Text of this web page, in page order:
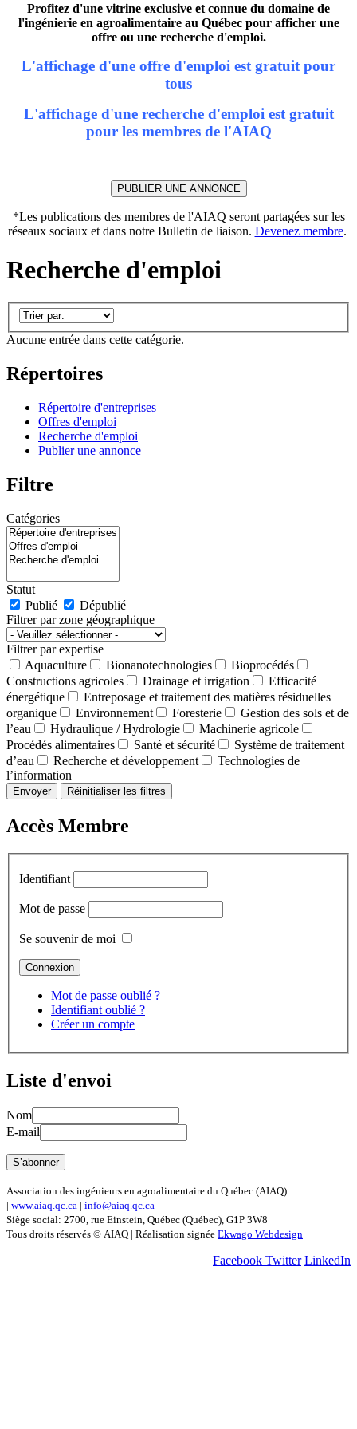
Profitez d'une vitrine exclusive et connue du domaine de
l'ingénierie en agroalimentaire au Québec pour afficher une
offre ou une recherche d'emploi.
L'affichage d'une offre d'emploi est gratuit pour
tous
L'affichage d'une recherche d'emploi est gratuit
pour les membres de l'AIAQ
PUBLIER UNE ANNONCE
*Les publications des membres de l'AIAQ seront partagées sur les
réseaux sociaux et dans notre Bulletin de liaison. Devenez membre.
Recherche d'emploi
Aucune entrée dans cette catégorie.
Répertoires
Répertoire d'entreprises
Offres d'emploi
Recherche d'emploi
Publier une annonce
Filtre
Catégories
Statut
Publié
Dépublié
Filtrer par zone géographique
Filtrer par expertise
Aquaculture
Bionanotechnologies
Bioprocédés
Constructions agricoles
Drainage et irrigation
Efficacité
énergétique
Entreposage et traitement des matières résiduelles
organique
Environnement Foresterie
Gestion des sols et de
l’eau
Hydraulique / Hydrologie
Machinerie agricole
Procédés alimentaires
Santé et sécurité
Système de traitement
d’eau
Recherche et développement
Technologies de
l’information
Envoyer Réinitialiser les filtres
Accès Membre
Identifiant
Mot de passe
Se souvenir de moi
Mot de passe oublié ?
Identifiant oublié ?
Créer un compte
Liste d'envoi
Nom
E-mail
Association des ingénieurs en agroalimentaire du Québec (AIAQ)
| www.aiaq.qc.ca | info@aiaq.qc.ca
Siège social: 2700, rue Einstein, Québec (Québec), G1P 3W8
Tous droits réservés © AIAQ | Réalisation signée Ekwago Webdesign
Facebook Twitter LinkedIn